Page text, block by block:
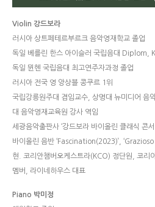
Violin 강드보라
러시아 상트페테르부르크 음악영재학교 졸업
독일 베를린 한스 아이슬러 국립음대 Diplom,
독일 뮌헨 국립음대 최고연주자과정 졸업
러시아 전국 영 앙상블 콩쿠르 1위
국립강릉원주대 겸임교수, 상명대 뉴미디어 음
대 음악영재교육원 강사 역임
세광음악출판사 ‘강드보라 바이올린 클래식 콘
바이올린 음반 ‘Fascination(2023)’,
현. 코리안챔버오케스트라(KCO) 정단원, 코리
멤버, 라이네하우스 대표
Piano 박미정